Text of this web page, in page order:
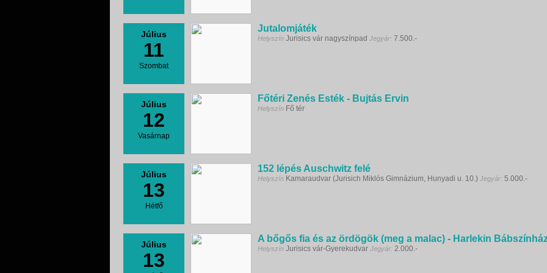
Július
11
Szombat
Jutalomjáték
Helyszín Jurisics vár nagyszínpad Jegyár: 7.500.-
Július
12
Vasárnap
Főtéri Zenés Esték - Bujtás Ervin
Helyszín Fő tér
Július
13
Hétfő
152 lépés Auschwitz felé
Helyszín Kamaraudvar (Jurisich Miklós Gimnázium, Hunyadi u. 10.) Jegyár: 5.000.-
Július
13
A bőgős fia és az ördögök (meg a malac) - Harlekin
Helyszín Jurisics vár-Gyerekudvar Jegyár: 2.000.-